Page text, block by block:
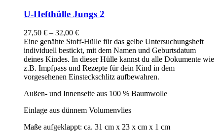
U-Hefthülle Jungs 2
27,50 € – 32,00 €
Eine genähte Stoff-Hülle für das gelbe Untersuchungsheft
individuell bestickt, mit dem Namen und Geburtsdatum
deines Kindes. In dieser Hülle kannst du alle Dokumente wie
z.B. Impfpass und Rezepte für dein Kind in dem
vorgesehenen Einsteckschlitz aufbewahren.
Außen- und Innenseite aus 100 % Baumwolle
Einlage aus dünnem Volumenvlies
Maße aufgeklappt: ca. 31 cm x 23 x cm x 1 cm